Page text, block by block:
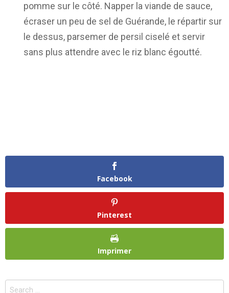
pomme sur le côté. Napper la viande de sauce,
écraser un peu de sel de Guérande, le répartir sur
le dessus, parsemer de persil ciselé et servir
sans plus attendre avec le riz blanc égoutté.
Facebook
Pinterest
Imprimer
Search